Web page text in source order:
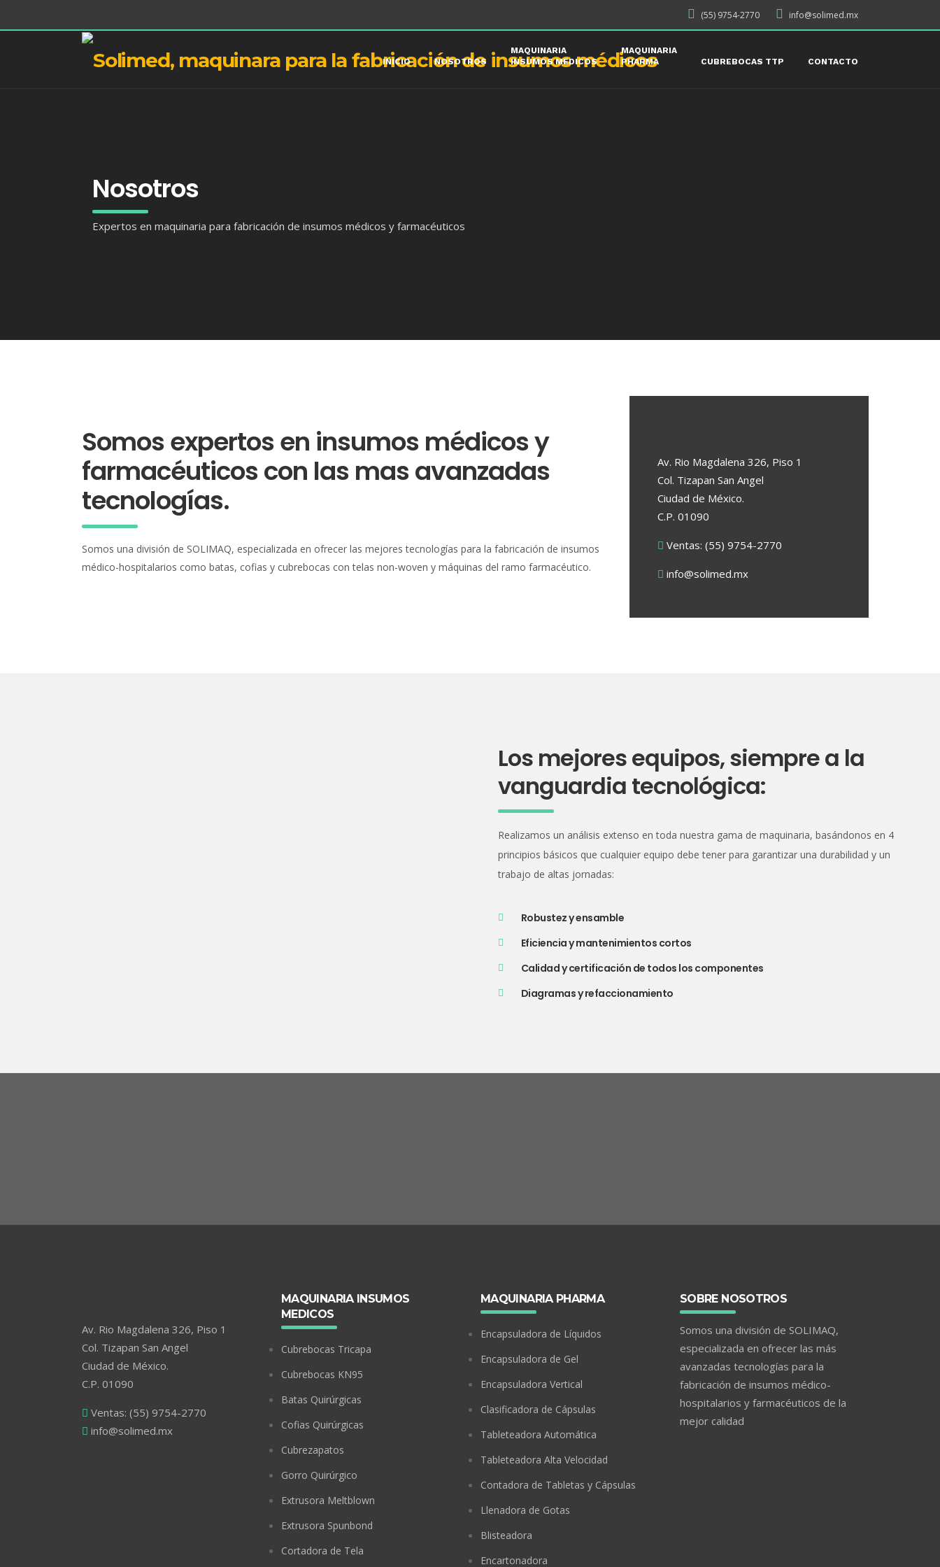
(55) 9754-2770 info@solimed.mx
INICIO NOSOTROS
MAQUINARIA
INSUMOS MEDICOS
MAQUINARIA
PHARMA
CUBREBOCAS TTP CONTACTO
Nosotros
Expertos en maquinaria para fabricación de insumos médicos y farmacéuticos
Somos expertos en insumos médicos y
farmacéuticos con las mas avanzadas
tecnologías.
Somos una división de SOLIMAQ, especializada en ofrecer las mejores tecnologías para la fabricación de insumos
médico-hospitalarios como batas, cofias y cubrebocas con telas non-woven y máquinas del ramo farmacéutico.
Av. Rio Magdalena 326, Piso 1
Col. Tizapan San Angel
Ciudad de México.
C.P. 01090
Ventas: (55) 9754-2770
info@solimed.mx
Los mejores equipos, siempre a la
vanguardia tecnológica:
Realizamos un análisis extenso en toda nuestra gama de maquinaria, basándonos en 4
principios básicos que cualquier equipo debe tener para garantizar una durabilidad y un
trabajo de altas jornadas:
Robustez y ensamble
Eficiencia y mantenimientos cortos
Calidad y certificación de todos los componentes
Diagramas y refaccionamiento
Av. Rio Magdalena 326, Piso 1
Col. Tizapan San Angel
Ciudad de México.
C.P. 01090
Ventas: (55) 9754-2770
info@solimed.mx
MAQUINARIA INSUMOS
MEDICOS
Cubrebocas Tricapa
Cubrebocas KN95
Batas Quirúrgicas
Cofias Quirúrgicas
Cubrezapatos
Gorro Quirúrgico
Extrusora Meltblown
Extrusora Spunbond
Cortadora de Tela
MAQUINARIA PHARMA
Encapsuladora de Líquidos
Encapsuladora de Gel
Encapsuladora Vertical
Clasificadora de Cápsulas
Tableteadora Automática
Tableteadora Alta Velocidad
Contadora de Tabletas y Cápsulas
Llenadora de Gotas
Blisteadora
Encartonadora
SOBRE NOSOTROS
Somos una división de SOLIMAQ,
especializada en ofrecer las más
avanzadas tecnologías para la
fabricación de insumos médico-
hospitalarios y farmacéuticos de la
mejor calidad